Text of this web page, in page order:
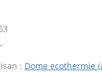
: Dome ecothermie